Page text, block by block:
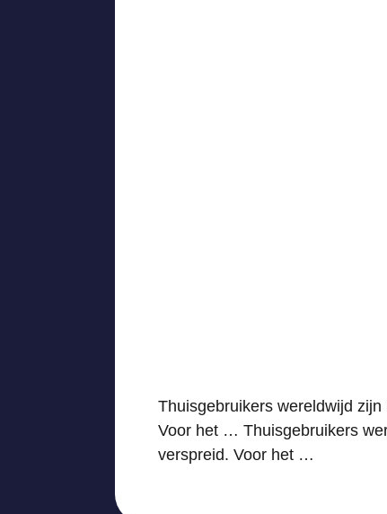
Thuisgebruikers wereldwijd
Voor het … Thuisgebruikers
verspreid. Voor het …